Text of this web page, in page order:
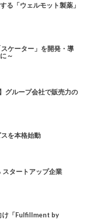
る「ウェルモット製薬」
ケーター」を開発・導
～
グループ会社で販売力の
を本格始動
スタートアップ企業
け「Fulfillment by